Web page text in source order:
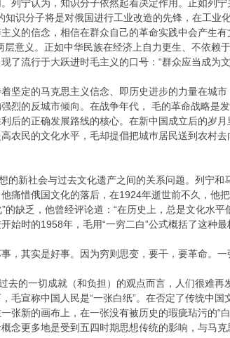
列宁认为，知识分子依然起着决定作用。正如列
识分子将是对俄国进行工业改造的先锋，在工业
义的信念，相信在群众自己的革命实践中会产生
意义。正如中华民族在经济上自力更生、不依赖
了流行于大跃进时毛主义的口号：“群众应当成为
坚定的马克思主义信念、即历史进步的力量在城
的反城市倾向。在战争年代， 毛的革命战略是发
后的正确发展路线的核心。在新中国成立后的岁
农民的文化水平，毛却提倡把城巿居民送到农村
的新社会与过去文化遗产之间的关系问题。列宁
痛惜俄国文化的落后，在1924年逝世前不久，他
缺乏，他曾经评论道：“在历史上，总是文化水平
时的1958年，毛用“一穷二白”公式概括了这种最
，其实是好事。因为穷则思变，要干，要革命。
的一切成就（和负担）的观点而言，人们很难再
宣称中国人民是“一张白纸”。在否定了传统中
新的画布上，在一张没有被历史的瑕疵玷污的“
更多地是受到五四时期思想传统的影响，与马克